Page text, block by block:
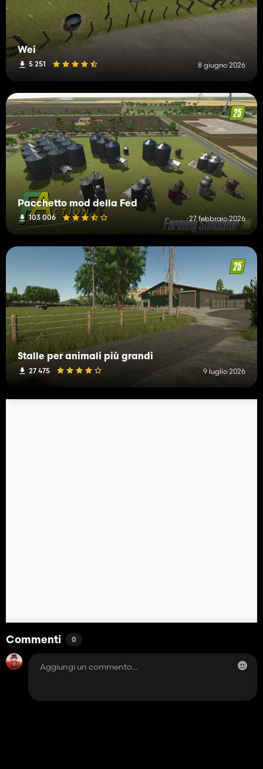
Wei
5 251 8 giugno 2026
Pacchetto mod della Fed
103 006 27 febbraio 2026
Stalle per animali più grandi
27 475 9 luglio 2026
Commenti 0